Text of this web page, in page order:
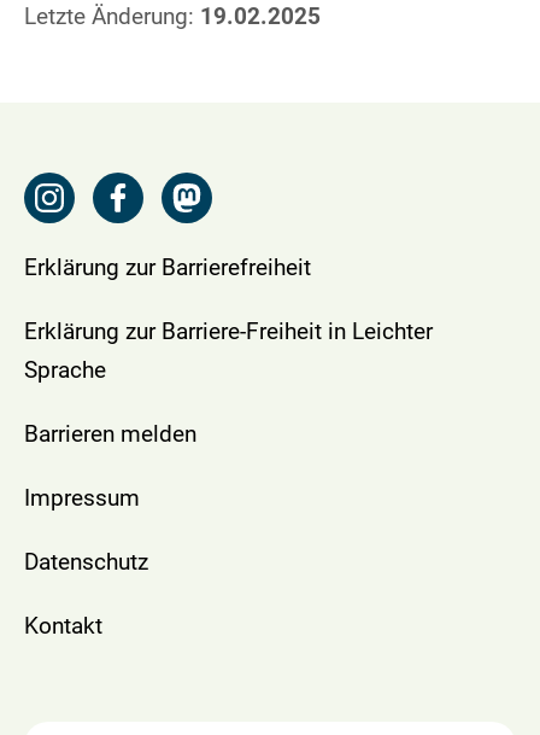
Letzte Änderung: 19.02.2025
Erklärung zur Barrierefreiheit
Erklärung zur Barriere-Freiheit in Leichter
Sprache
Barrieren melden
Impressum
Datenschutz
Kontakt